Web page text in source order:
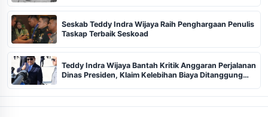
Seskab Teddy Indra Wijaya Raih Penghargaan Penulis
Taskap Terbaik Seskoad
Teddy Indra Wijaya Bantah Kritik Anggaran Perjalanan
Dinas Presiden, Klaim Kelebihan Biaya Ditanggung